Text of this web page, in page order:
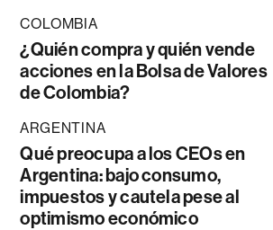
COLOMBIA
¿Quién compra y quién vende
acciones en la Bolsa de Valores
de Colombia?
ARGENTINA
Qué preocupa a los CEOs en
Argentina: bajo consumo,
impuestos y cautela pese al
optimismo económico